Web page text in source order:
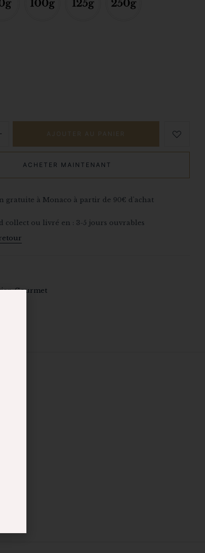
AJOUTER AU PANIER
ACHETER MAINTENANT
gratuite à Monaco à partir de 90€ d'achat
collect ou livré en : 3-5 jours ouvrables
,Gourmet